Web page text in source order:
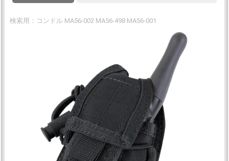
検索用：コンドル MA56-002 MA56-498 MA56-001